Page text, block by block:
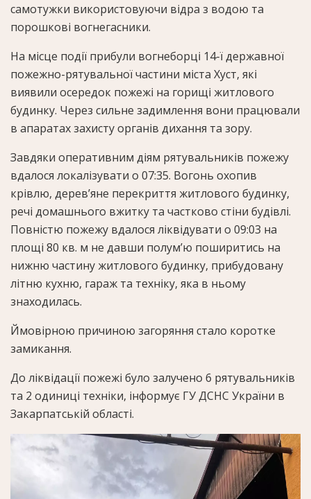
самотужки використовуючи відра з водою та
порошкові вогнегасники.
На місце події прибули вогнеборці 14-ї державної
пожежно-рятувальної частини міста Хуст, які
виявили осередок пожежі на горищі житлового
будинку. Через сильне задимлення вони працювали
в апаратах захисту органів дихання та зору.
Завдяки оперативним діям рятувальників пожежу
вдалося локалізувати о 07:35. Вогонь охопив
крівлю, дерев’яне перекриття житлового будинку,
речі домашнього вжитку та частково стіни будівлі.
Повністю пожежу вдалося ліквідувати о 09:03 на
площі 80 кв. м не давши полум’ю поширитись на
нижню частину житлового будинку, прибудовану
літню кухню, гараж та техніку, яка в ньому
знаходилась.
Ймовірною причиною загоряння стало коротке
замикання.
До ліквідації пожежі було залучено 6 рятувальників
та 2 одиниці техніки, інформує ГУ ДСНС України в
Закарпатській області.